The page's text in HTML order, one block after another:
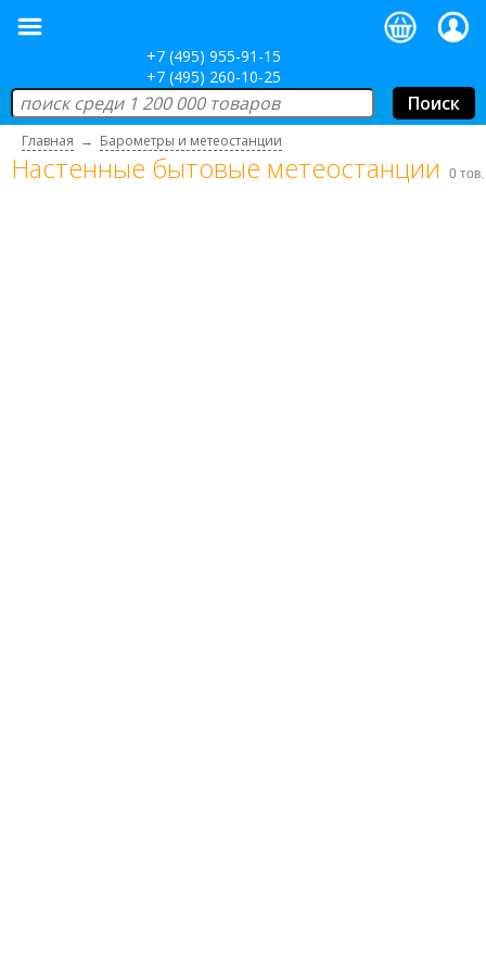
+7 (495) 955-91-15
+7 (495) 260-10-25
Главная → Барометры и метеостанции
Настенные бытовые метеостанции 0 тов.